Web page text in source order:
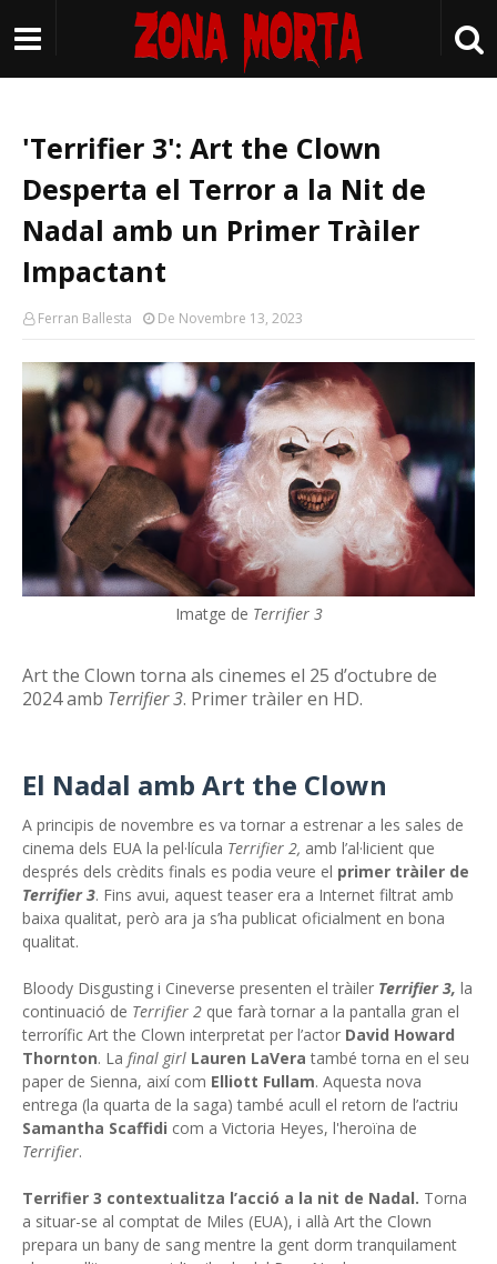
'Terrifier 3': Art the Clown
Desperta el Terror a la Nit de
Nadal amb un Primer Tràiler
Impactant
Ferran Ballesta De Novembre 13, 2023
Imatge de Terrifier 3
Art the Clown torna als cinemes el 25 d’octubre de
2024 amb Terrifier 3. Primer tràiler en HD.
El Nadal amb Art the Clown
A principis de novembre es va tornar a estrenar a les sales de
cinema dels EUA la pel·lícula Terrifier 2, amb l’al·licient que
després dels crèdits finals es podia veure el primer tràiler de
Terrifier 3. Fins avui, aquest teaser era a Internet filtrat amb
baixa qualitat, però ara ja s’ha publicat oficialment en bona
qualitat.
Bloody Disgusting i Cineverse presenten el tràiler Terrifier 3, la
continuació de Terrifier 2 que farà tornar a la pantalla gran el
terrorífic Art the Clown interpretat per l’actor David Howard
Thornton. La final girl Lauren LaVera també torna en el seu
paper de Sienna, així com Elliott Fullam. Aquesta nova
entrega (la quarta de la saga) també acull el retorn de l’actriu
Samantha Scaffidi com a Victoria Heyes, l'heroïna de
Terrifier.
Terrifier 3 contextualitza l’acció a la nit de Nadal. Torna
a situar-se al comptat de Miles (EUA), i allà Art the Clown
prepara un bany de sang mentre la gent dorm tranquilament